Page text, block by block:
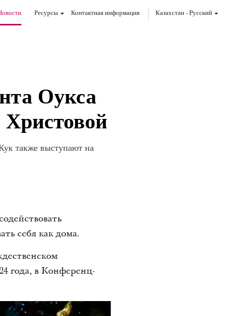
Ресурсы Контактная информация Казахстан-Pусский
Оукса
также выступают на
себя как дома.
года, в Конференц-